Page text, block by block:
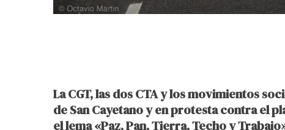
La CGT, las dos CTA y los movimientos
de San Cayetano y en protesta contra el
el lema «Paz, Pan, Tierra, Techo y